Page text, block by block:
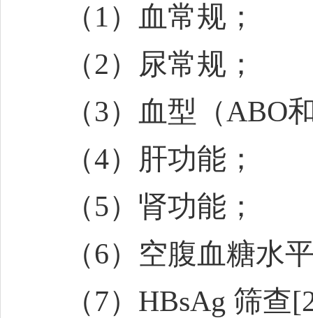
（1）血常规；
（2）尿常规；
（3）血型（ABO
（4）肝功能；
（5）肾功能；
（6）空腹血糖水
（7）HBsAg 筛查